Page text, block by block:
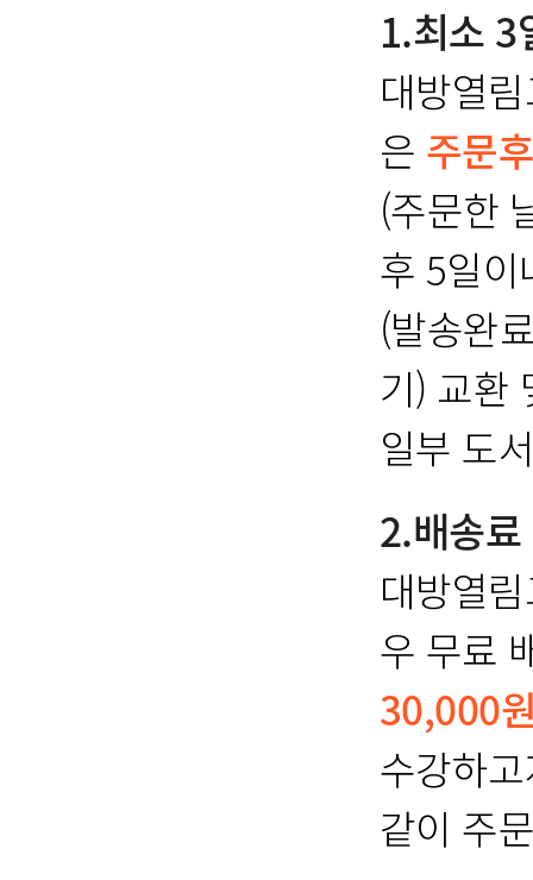
1.최소 3
대방열
은 주문
(주문한
후 5일
(발송완
기) 교환
일부 도
2.배송료
대방열
우 무료
30,000
수강하
같이 주